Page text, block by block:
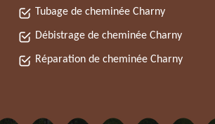
Tubage de cheminée Charny
Débistrage de cheminée Charny
Réparation de cheminée Charny